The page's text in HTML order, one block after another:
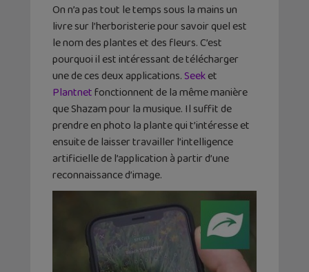
On n’a pas tout le temps sous la mains un
livre sur l’herboristerie pour savoir quel est
le nom des plantes et des fleurs. C’est
pourquoi il est intéressant de télécharger
une de ces deux applications.Seeket
Plantnetfonctionnent de la même manière
que Shazam pour la musique. Il suffit de
prendre en photo la plante qui t’intéresse et
ensuite de laisser travailler l’intelligence
artificielle de l’application à partir d’une
reconnaissance d’image.